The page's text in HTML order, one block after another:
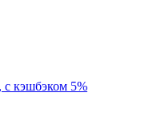
с кэшбэком 5%